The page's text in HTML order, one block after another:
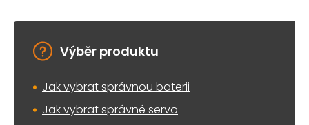
Výběr produktu
Jak vybrat správnou baterii
Jak vybrat správné servo